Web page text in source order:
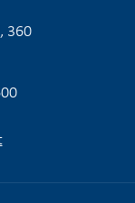
360